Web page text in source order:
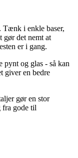
i enkle baser,
gør det nemt at
er i gang.
pynt og glas - så kan
giver en bedre
gør en stor
fra gode til